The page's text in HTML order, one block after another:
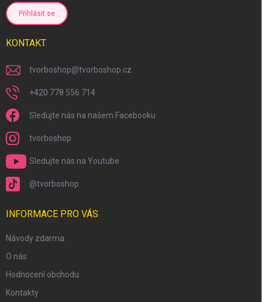
Přihlásit se
KONTAKT
tvorboshop@tvorboshop.cz
+420 778 556 714
Sledujte nás na našem Facebooku
tvorboshop
Sledujte nás na Youtube
@tvorboshop
INFORMACE PRO VÁS
Návody zdarma
O nás
Hodnocení obchodu
Kontakty